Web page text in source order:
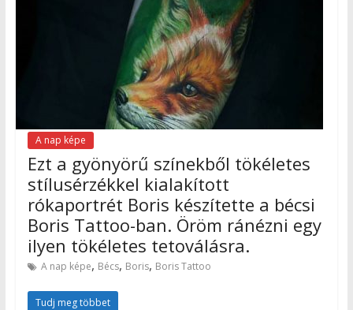
A nap képe
Ezt a gyönyörű színekből tökéletes
stílusérzékkel kialakított
rókaportrét Boris készítette a bécsi
Boris Tattoo-ban. Öröm ránézni egy
ilyen tökéletes tetoválásra.
A nap képe, Bécs, Boris, Boris Tattoo
Tudj meg többet